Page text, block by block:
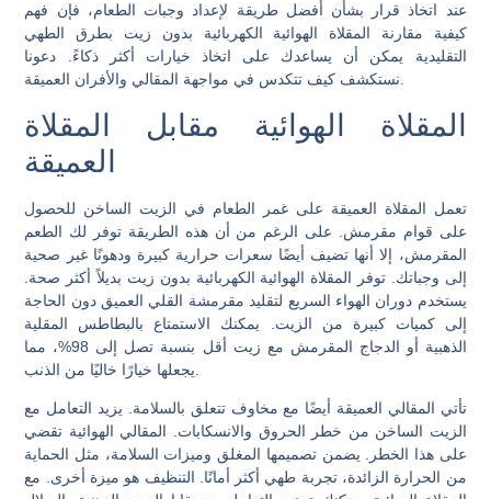
عند اتخاذ قرار بشأن أفضل طريقة لإعداد وجبات الطعام، فإن فهم
كيفية مقارنة المقلاة الهوائية الكهربائية بدون زيت بطرق الطهي
التقليدية يمكن أن يساعدك على اتخاذ خيارات أكثر ذكاءً. دعونا
نستكشف كيف تتكدس في مواجهة المقالي والأفران العميقة.
المقلاة الهوائية مقابل المقلاة
العميقة
تعمل المقلاة العميقة على غمر الطعام في الزيت الساخن للحصول
على قوام مقرمش. على الرغم من أن هذه الطريقة توفر لك الطعم
المقرمش، إلا أنها تضيف أيضًا سعرات حرارية كبيرة ودهونًا غير صحية
إلى وجباتك. توفر المقلاة الهوائية الكهربائية بدون زيت بديلاً أكثر صحة.
يستخدم دوران الهواء السريع لتقليد مقرمشة القلي العميق دون الحاجة
إلى كميات كبيرة من الزيت. يمكنك الاستمتاع بالبطاطس المقلية
الذهبية أو الدجاج المقرمش مع زيت أقل بنسبة تصل إلى 98%، مما
تأتي المقالي العميقة أيضًا مع مخاوف تتعلق بالسلامة. يزيد التعامل مع
الزيت الساخن من خطر الحروق والانسكابات. المقالي الهوائية تقضي
على هذا الخطر. يضمن تصميمها المغلق وميزات السلامة، مثل الحماية
من الحرارة الزائدة، تجربة طهي أكثر أمانًا. التنظيف هو ميزة أخرى. مع